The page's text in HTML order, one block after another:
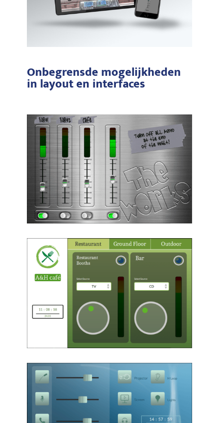
Onbegrensde mogelijkheden
in layout en interfaces